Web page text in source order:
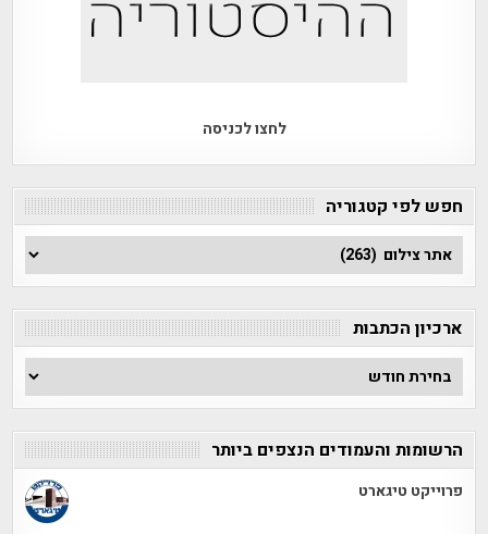
לחצו לכניסה
חפש לפי קטגוריה
חפש
לפי
קטגוריה
ארכיון הכתבות
ארכיון
הכתבות
הרשומות והעמודים הנצפים ביותר
פרוייקט טיגארט